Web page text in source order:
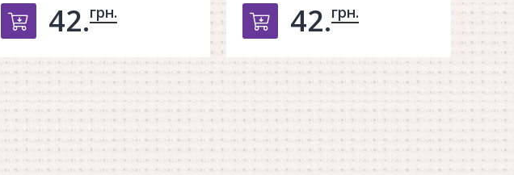
Добавить в корзину
42.грн. Добавить в корзину
42.грн.